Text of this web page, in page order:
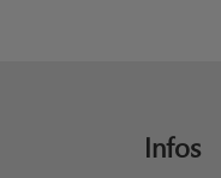
Infos